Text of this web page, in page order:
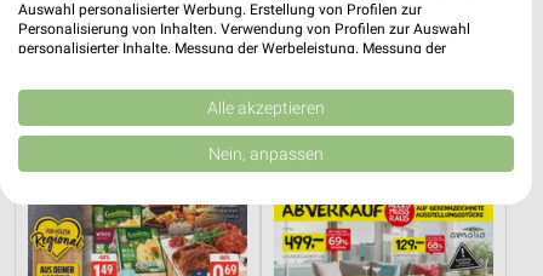
27,7 km
Angebote ab 08.08.
45 km
Küchentrends
EDEKA XXXLutz
Auswahl personalisierter Werbung. Erstellung von Profilen zur
Personalisierung von Inhalten. Verwendung von Profilen zur Auswahl
personalisierter Inhalte. Messung der Werbeleistung. Messung der
Kombinationen von Daten aus verschiedenen Quellen. Entwicklung und
Verbesserung der Angebote. Verwendung reduzierter Daten zur Auswahl
von Inhalten.
Daten können außerhalb der Europäischen Union weitergegeben und in die
USA gesendet werden.
Website/App.
Partnerliste anzeigen (1 IAB-Anbieter)
Alle akzeptieren
Nein, anpassen